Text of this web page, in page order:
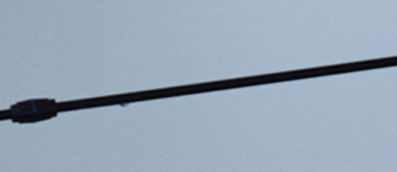
Exporter uniquement les colonnes affichées
Menu
<